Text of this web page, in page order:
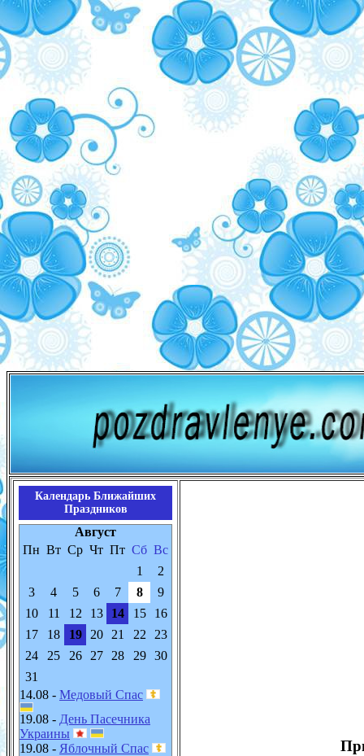
Календарь Ближайших
Праздников
Август
Пн Вт Ср Чт Пт Сб Вс
1
2
3
4 5 6 7 8
9
10
11 12 13 14 15
16
17
18 19 20 21 22
23
24
25 26 27 28 29
30
31
14.08 - Медовый Спас
19.08 - День Пасечника
Украины
19.08 - Яблочный Спас